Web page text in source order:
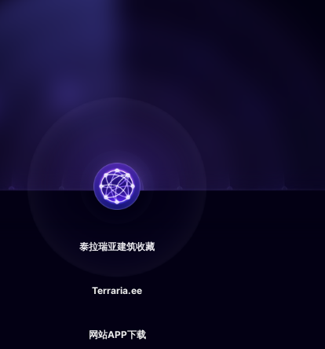
泰拉瑞亚建筑收藏
Terraria.ee
网站APP下载